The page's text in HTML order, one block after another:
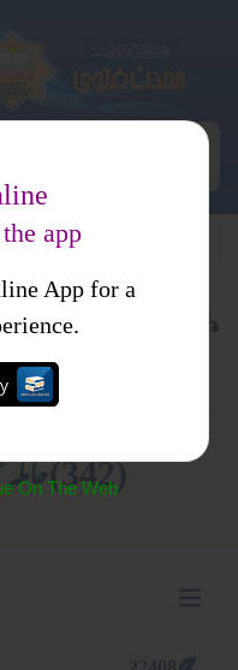
نکاح
(342) حاملہ عورت سے جماع کرنا
app
App for a
On The Web